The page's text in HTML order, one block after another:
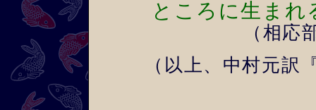
ところに生まれ
（相応
（以上、中村元訳